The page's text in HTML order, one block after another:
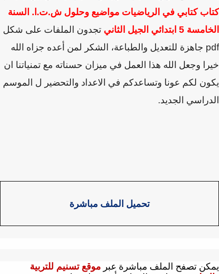
كتابي في الرياضيات مواضيع وحلول ش.ت.ا. السنة
ابتدائي الجيل الثاني
تجدون الملفات على شكل
جاهزة للتعديل والطباعة، الشكر لمن أعده جزاه الله
وجعل الله هذا العمل في ميزان حسناتهمع تمنياتنا ان
لكم عونا وتساعدكم في الاعداد والتحضير ل الموسم
الجديد.
تحميل الملف مباشرة
تصفح الملف مباشرة عبرموقع تسنيم للتربية